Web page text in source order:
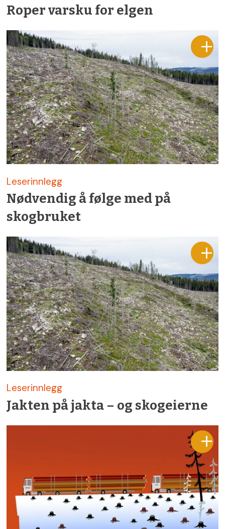
Roper varsku for elgen
Leserinnlegg
Nødvendig å følge med på
skogbruket
Leserinnlegg
Jakten på jakta – og skogeierne